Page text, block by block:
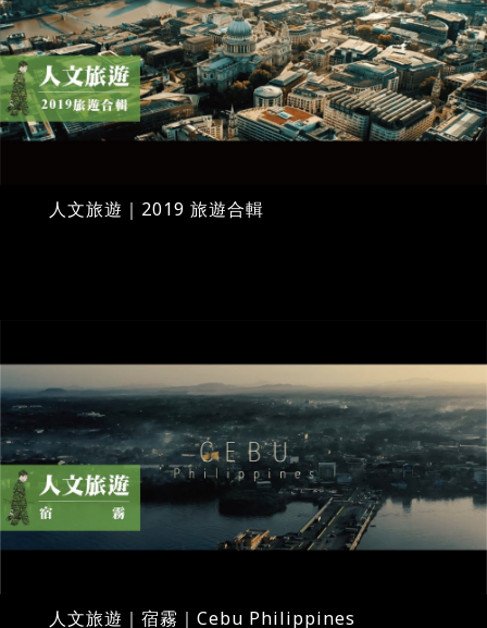
人文旅遊｜2019 旅遊合輯
人文旅遊｜宿霧｜Cebu Philippines